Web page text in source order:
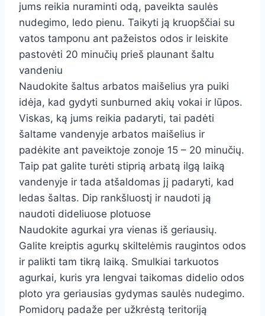
jums reikia nuraminti odą, paveikta saulės
nudegimo, ledo pienu. Taikyti ją kruopščiai su
vatos tamponu ant pažeistos odos ir leiskite
pastovėti 20 minučių prieš plaunant šaltu
vandeniu
Naudokite šaltus arbatos maišelius yra puiki
idėja, kad gydyti sunburned akių vokai ir lūpos.
Viskas, ką jums reikia padaryti, tai padėti
šaltame vandenyje arbatos maišelius ir
padėkite ant paveiktoje zonoje 15 – 20 minučių.
Taip pat galite turėti stiprią arbatą ilgą laiką
vandenyje ir tada atšaldomas jį padaryti, kad
ledas šaltas. Dip rankšluostį ir naudoti ją
naudoti dideliuose plotuose
Naudokite agurkai yra vienas iš geriausių.
Galite kreiptis agurkų skiltelėmis raugintos odos
ir palikti tam tikrą laiką. Smulkiai tarkuotos
agurkai, kuris yra lengvai taikomas didelio odos
ploto yra geriausias gydymas saulės nudegimo.
Pomidorų padaže per užkrėstą teritoriją